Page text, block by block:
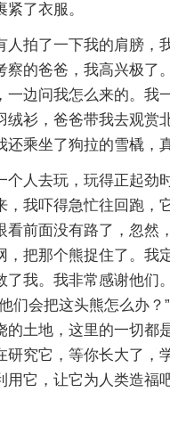
了衣服。
人拍了一下我的肩膀，
察的爸爸，我高兴极了
一边问我怎么来的。我
绒衫，爸爸带我去观赏
还乘坐了狗拉的雪橇，
个人去玩，玩得正起劲
，我吓得急忙往回跑，
看前面没有路了，忽然
，把那个熊捉住了。我
了我。我非常感谢他们
们会把这头熊怎么办？
的土地，这里的一切都
研究它，等你长大了，
用它，让它为人类造福